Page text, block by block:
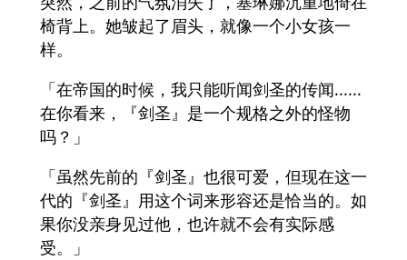
椅背上。她皱起了眉头，就像一个小女孩一
样。
「在帝国的时候，我只能听闻剑圣的传闻......
在你看来，『剑圣』是一个规格之外的怪物
吗？」
「虽然先前的『剑圣』也很可爱，但现在这一
代的『剑圣』用这个词来形容还是恰当的。如
果你没亲身见过他，也许就不会有实际感
受。」